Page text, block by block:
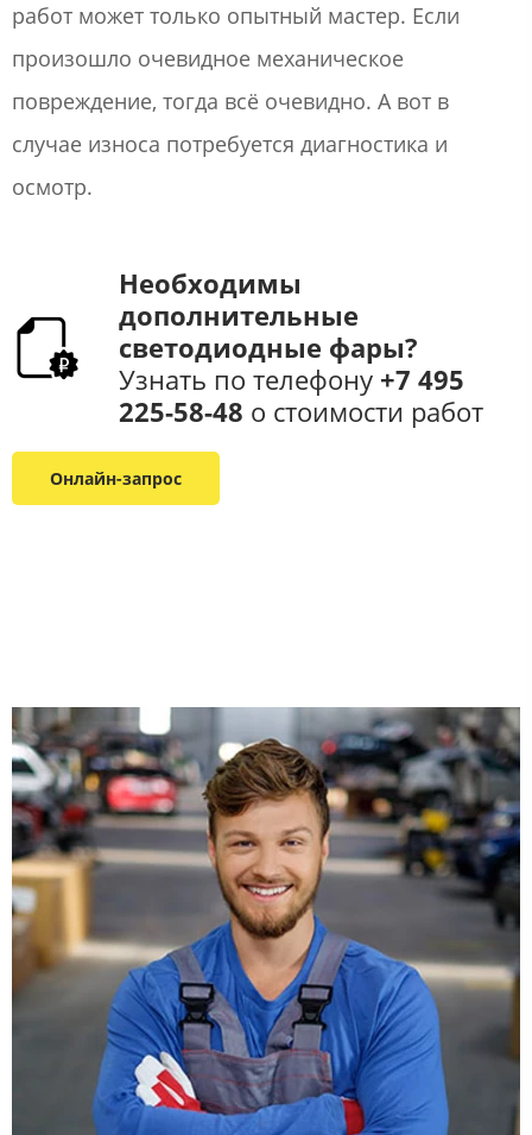
работ может только опытный мастер. Если
произошло очевидное механическое
повреждение, тогда всё очевидно. А вот в
случае износа потребуется диагностика и
осмотр.
Необходимы
дополнительные
светодиодные фары​?
Узнать по телефону +7 495
225-58-48 ​ о стоимости работ​
Онлайн-запрос